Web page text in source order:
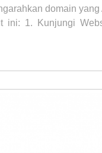
domain
ini: 1. Kunjungi